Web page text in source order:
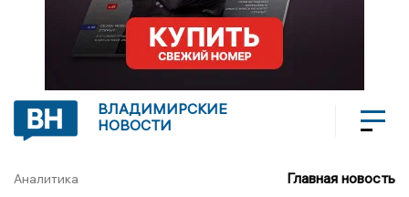
ВЛАДИМИРСКИЕ
НОВОСТИ
Аналитика Главная новость